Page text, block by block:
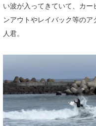
い波が入ってきていて、カー
ンアウトやレイバック等の
人君。
上田純子
SancheZ
ゴン
米山予報士